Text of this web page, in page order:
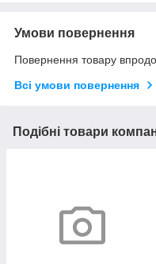
Умови повернення
Повернення товару
Всі умови повернення
Подібні товари